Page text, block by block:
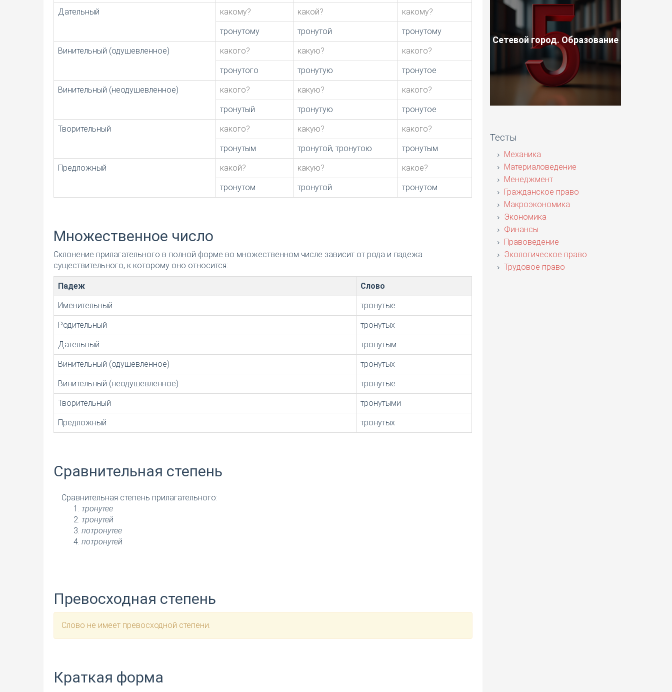
Дательный какому? какой? какому?
тронутому тронутой тронутому
Винительный (одушевленное) какого? какую? какого?
тронутого тронутую тронутое
Винительный (неодушевленное) какого? какую? какого?
тронутый тронутую тронутое
Творительный какого? какую? какого?
тронутым тронутой, тронутою тронутым
Предложный какой? какую? какое?
тронутом тронутой тронутом
Множественное число
Склонение прилагательного в полной форме во множественном числе зависит от рода и падежа
существительного, к которому оно относится:
Падеж Слово
Именительный тронутые
Родительный тронутых
Дательный тронутым
Винительный (одушевленное) тронутых
Винительный (неодушевленное) тронутые
Творительный тронутыми
Предложный тронутых
Сравнительная степень
Сравнительная степень прилагательного:
тронутее
тронутей
потронутее
потронутей
Превосходная степень
Слово не имеет превосходной степени.
Краткая форма
Сетевой город. Образование
Тесты
Механика
Материаловедение
Менеджмент
Гражданское право
Макроэкономика
Экономика
Финансы
Правоведение
Экологическое право
Трудовое право